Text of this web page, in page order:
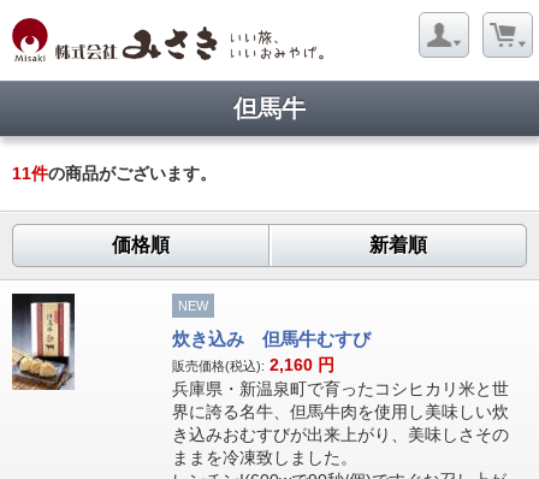
但馬牛
11件の商品がございます。
価格順 新着順
NEW
炊き込み 但馬牛むすび
販売価格(税込): 2,160 円
兵庫県・新温泉町で育ったコシヒカリ米と世
界に誇る名牛、但馬牛肉を使用し美味しい炊
き込みおむすびが出来上がり、美味しさその
ままを冷凍致しました。